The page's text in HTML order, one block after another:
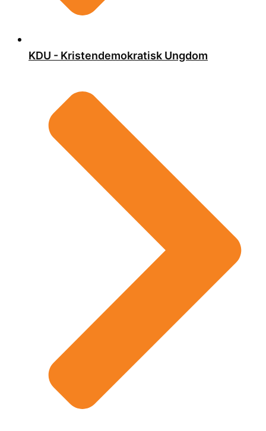
KDU - Kristendemokratisk Ungdom